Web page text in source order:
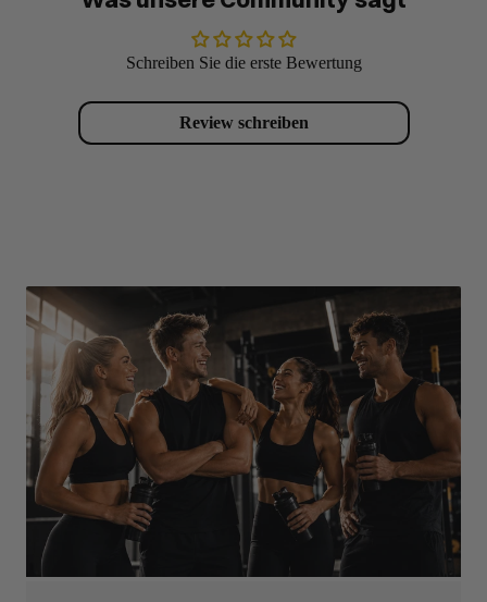
Schreiben Sie die erste Bewertung
Review schreiben